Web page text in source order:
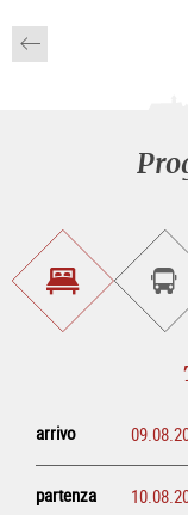
Trova
un
alloggio
un
arrivo
partenza